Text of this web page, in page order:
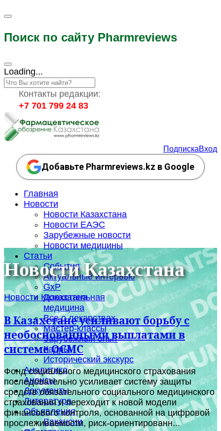
Поиск по сайту Pharmreviews
Loading...
Контакты редакции:
+7 701 799 24 83
ПодпискаВход
Добавьте Pharmreviews.kz в Google
Главная
Новости
Новости Казахстана
Новости ЕАЭС
Зарубежные новости
Новости медицины
Статьи
События
Актуальные интервью
GxP
Доказательная
медицина
Все о лекарствах
Мастер-классы
Зарубежный опыт
Кадры
Исторический экскурс
Аналитика
Анонсы
Документы
Литература
Объявления
Вакансии
Новости Казахстана
Новости Казахстана
В Казахстане усиливают борьбу с
необоснованными выплатами в
системе ОСМС
Фонд социального медицинского страхования
последовательно усиливает систему защиты
средств обязательного социального медицинского
страхования и переходит к новой модели
финансового контроля, основанной на цифровой
прослеживаемости, риск-ориентированн...